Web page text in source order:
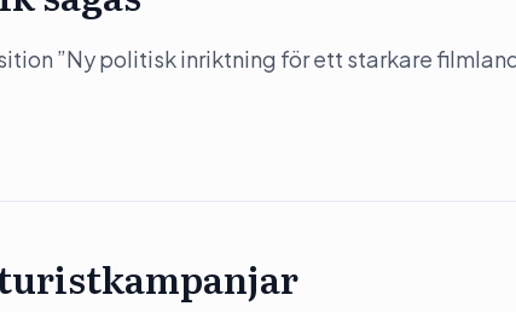
”Ny politisk inriktning för ett starkare
turistkampanjar